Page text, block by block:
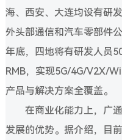
海、西安、大连均设有研
外头部通信和汽车零部件
年底，四地将有研发人员
RMB，实现5G/4G/V2X/
产品与解决方案全覆盖。
在商业化能力上，广
发展的优势。据介绍，目